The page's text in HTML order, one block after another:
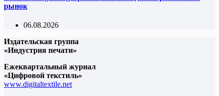
рынок
06.08.2026
Издательская группа
«Индустрия печати»
Ежеквартальный журнал
«Цифровой текстиль»
www.digitaltextile.net